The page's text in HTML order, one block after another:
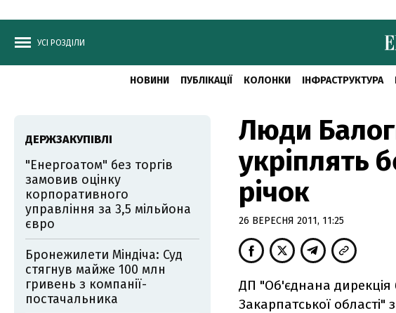
УСІ РОЗДІЛИ
НОВИНИ ПУБЛІКАЦІЇ КОЛОНКИ ІНФРАСТРУКТУРА
Люди
укріплять
річок
26 ВЕРЕСНЯ 2011, 11:25
ДП "Об'єднана дирекція
Закарпатської області"
ДЕРЖЗАКУПІВЛІ
"Енергоатом" без торгів
замовив оцінку
корпоративного
управління за 3,5 мільйона
євро
Бронежилети Міндіча: Суд
стягнув майже 100 млн
гривень з компанії-
постачальника